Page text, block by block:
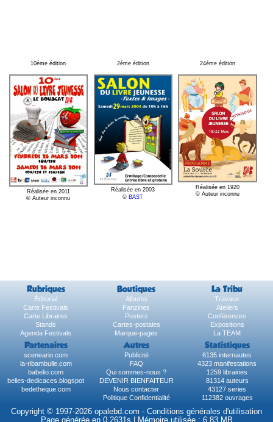
10éme édition
Réalisée en 2011
© Auteur inconnu
2éme édition
Réalisée en 2003
© BAST
24éme édition
Réalisée en 1920
© Auteur inconnu
Rubriques Boutiques La Tribu
Éditorial Albums
Travaux
Carte Festivals
Fanzines
Ateliers
Carte Libraires
Posters
Conférences
Stands
Cartes-postales
Expositions
Agenda Festivals
Marque-pages La TEAM
Partenaires Autres Statistiques
sceneario.com Publicité
6135 internautes
la-ribambulle.com
FAQ
4323 manifestations
babelio.com
Qui sommes-nous ?
1259 librairies
belles-dedicaces.blogspot
DEVENIR BIENFAITEUR
81314 auteurs
bedetheque.com
Nous contacter
43127 series
Politique Confidentialité
112382 ouvrages
Copyright © 1997-2026 opalebd.com - Conditions générales d'utilisation
Page générée en 0.2631s | Mémoire utilisée : 6.83 MB